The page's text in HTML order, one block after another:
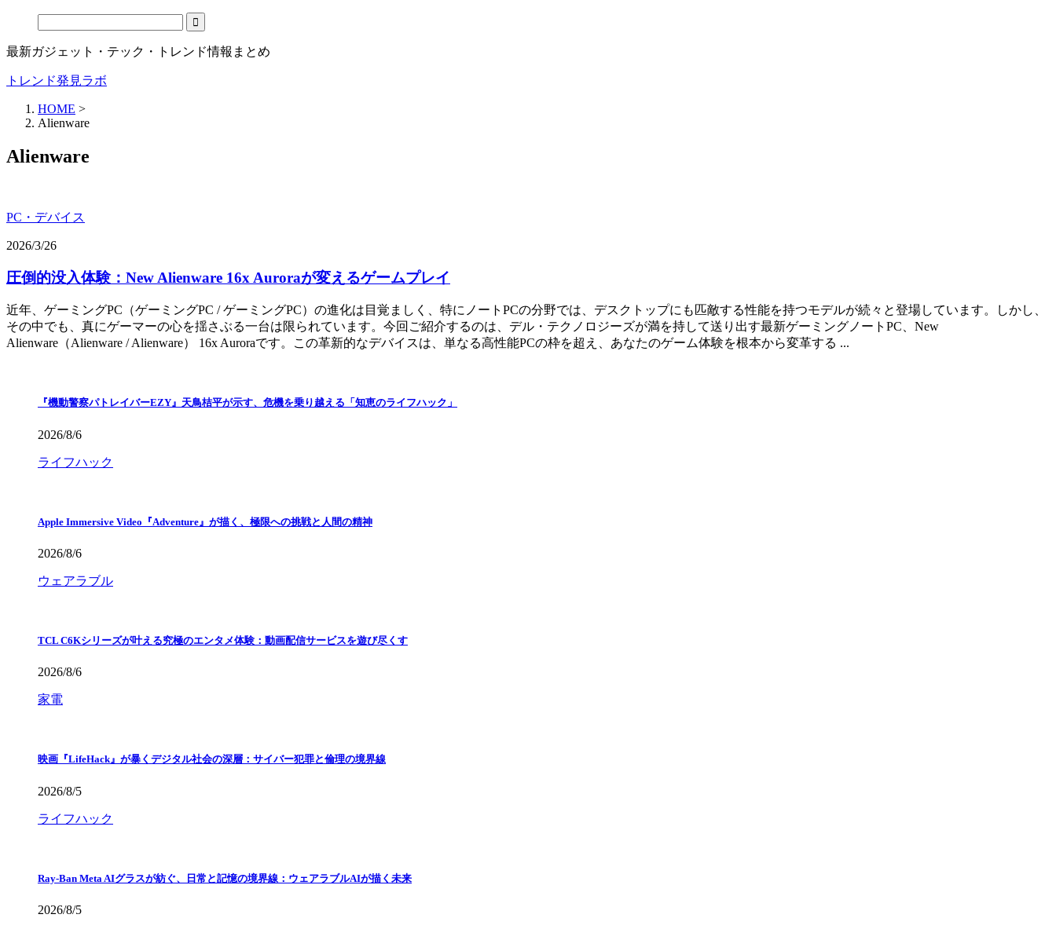
最新ガジェット・テック・トレンド情報まとめ
トレンド発見ラボ
HOME >
Alienware
Alienware
PC・デバイス
2026/3/26
圧倒的没入体験：New Alienware 16x Auroraが変えるゲームプレイ
近年、ゲーミングPC（ゲーミングPC / ゲーミングPC）の進化は目覚ましく、特にノートPCの分野では、デスクトップにも匹敵する性能を持つモデルが続々と登場しています。しかし、
その中でも、真にゲーマーの心を揺さぶる一台は限られています。今回ご紹介するのは、デル・テクノロジーズが満を持して送り出す最新ゲーミングノートPC、New
Alienware（Alienware / Alienware） 16x Auroraです。この革新的なデバイスは、単なる高性能PCの枠を超え、あなたのゲーム体験を根本から変革する ...
『機動警察パトレイバーEZY』天鳥桔平が示す、危機を乗り越える「知恵のライフハック」
2026/8/6
ライフハック
Apple Immersive Video『Adventure』が描く、極限への挑戦と人間の精神
2026/8/6
ウェアラブル
TCL C6Kシリーズが叶える究極のエンタメ体験：動画配信サービスを遊び尽くす
2026/8/6
家電
映画『LifeHack』が暴くデジタル社会の深層：サイバー犯罪と倫理の境界線
2026/8/5
ライフハック
Ray-Ban Meta AIグラスが紡ぐ、日常と記憶の境界線：ウェアラブルAIが描く未来
2026/8/5